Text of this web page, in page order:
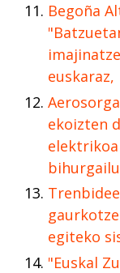
Begoña
ekoizten
egiteko
"Euskal